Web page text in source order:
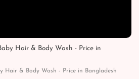
Hair & Body Wash - Price in
Hair & Body Wash - Price in Bangladesh